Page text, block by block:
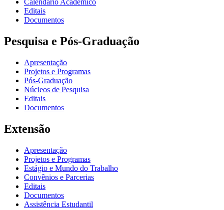
Calendário Acadêmico
Editais
Documentos
Pesquisa e Pós-Graduação
Apresentação
Projetos e Programas
Pós-Graduação
Núcleos de Pesquisa
Editais
Documentos
Extensão
Apresentação
Projetos e Programas
Estágio e Mundo do Trabalho
Convênios e Parcerias
Editais
Documentos
Assistência Estudantil